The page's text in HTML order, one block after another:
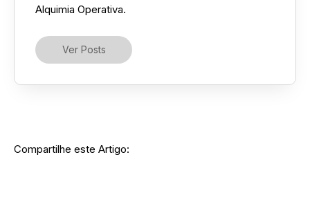
Alquimia Operativa.
Ver Posts
Compartilhe este Artigo: